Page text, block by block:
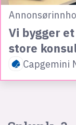
Vi bygger
store
Capgemini